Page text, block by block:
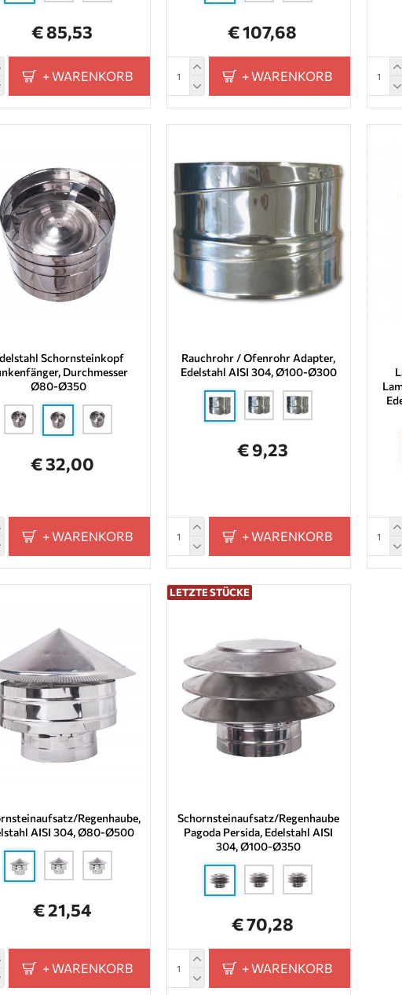
€ 85,53
+ WARENKORB
€ 107,68
+ WARENKORB
Schornsteinkopf
Durchmesser
Ø80-Ø350
€ 32,00
+ WARENKORB
Rauchrohr / Ofenrohr Adapter,
Edelstahl AISI 304, Ø100-Ø300
€ 9,23
+ WARENKORB
Regenhaube,
AISI 304, Ø80-Ø500
€ 21,54
+ WARENKORB
LETZTE STÜCKE
Schornsteinaufsatz/Regenhaube
Pagoda Persida, Edelstahl AISI
304, Ø100-Ø350
€ 70,28
+ WARENKORB